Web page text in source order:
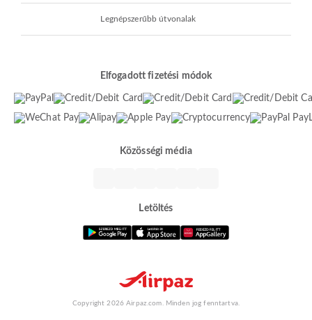
Legnépszerűbb útvonalak
Elfogadott fizetési módok
Közösségi média
Letöltés
Copyright 2026 Airpaz.com. Minden jog fenntartva.